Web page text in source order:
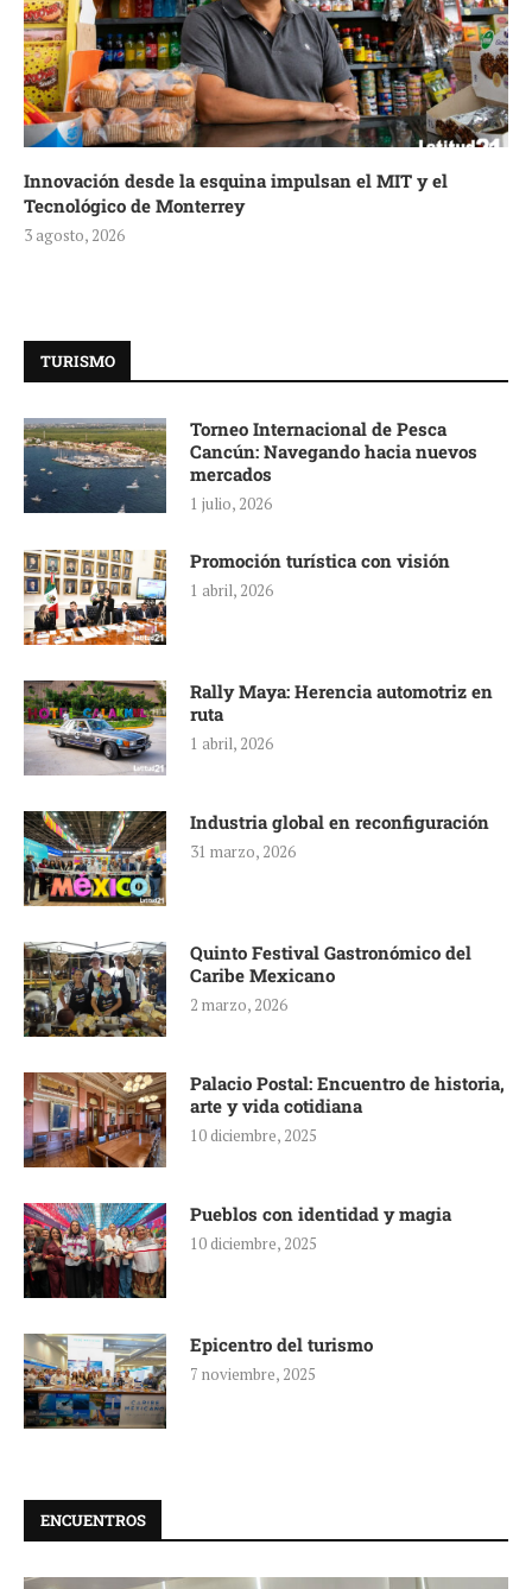
Innovación desde la esquina impulsan el MIT y el
Tecnológico de Monterrey
3 agosto, 2026
TURISMO
Torneo Internacional de Pesca
Cancún: Navegando hacia nuevos
mercados
1 julio, 2026
Promoción turística con visión
1 abril, 2026
Rally Maya: Herencia automotriz en
ruta
1 abril, 2026
Industria global en reconfiguración
31 marzo, 2026
Quinto Festival Gastronómico del
Caribe Mexicano
2 marzo, 2026
Palacio Postal: Encuentro de historia,
arte y vida cotidiana
10 diciembre, 2025
Pueblos con identidad y magia
10 diciembre, 2025
Epicentro del turismo
7 noviembre, 2025
ENCUENTROS